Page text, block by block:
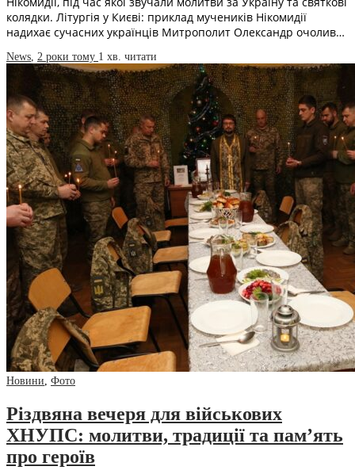
колядки. Літургія у Києві: приклад мучеників Нікомидії
надихає сучасних українців Митрополит Олександр очолив…
News 2 роки тому 1 хв. читати
Новини Фото
Різдвяна вечеря для військових
ХНУПС: молитви, традиції та пам’ять
про героїв